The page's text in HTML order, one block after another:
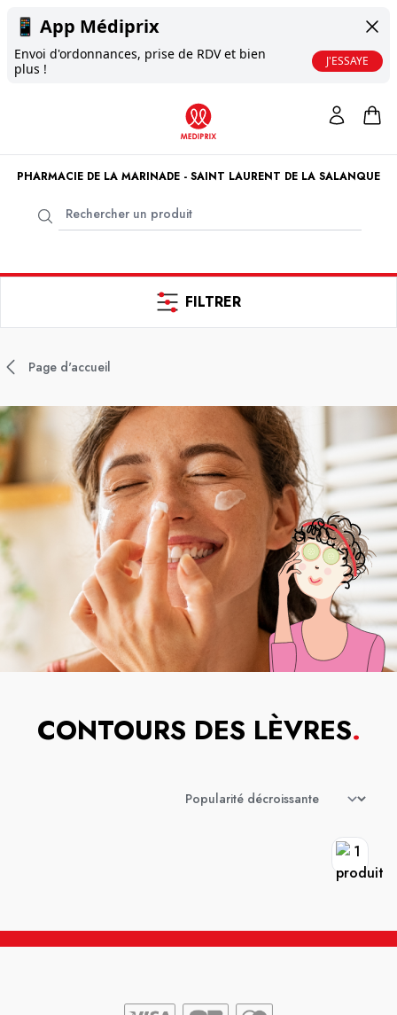
📱 App Médiprix
Envoi d'ordonnances, prise de RDV et bien
plus !
J'ESSAYE
PHARMACIE DE LA MARINADE - SAINT LAURENT DE LA SALANQUE
FILTRER
Page d'accueil
CONTOURS DES LÈVRES.